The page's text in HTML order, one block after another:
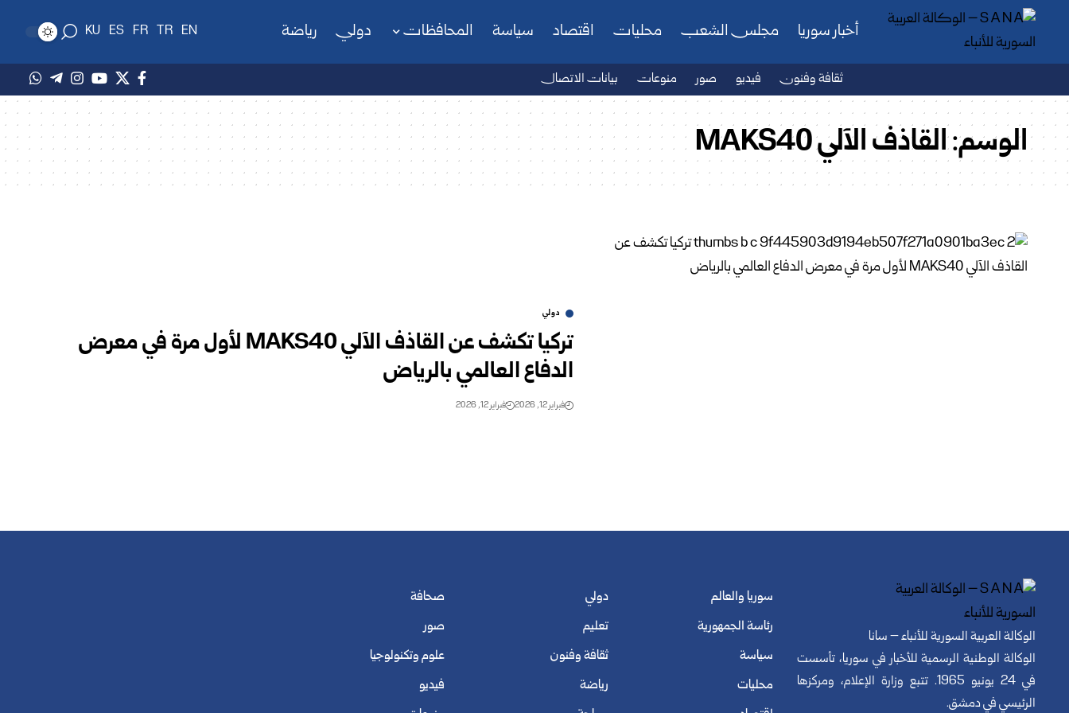
أخبار سوريا مجلس الشعب محليات اقتصاد سياسة المحافظات دولي رياضة EN
TR
FR
ES
KU
ثقافة وفنون فيديو صور منوعات بيانات الاتصال
الوسم:القاذف الآلي MAKS40
دولي
تركيا تكشف عن القاذف الآلي MAKS40 لأول مرة في معرض
الدفاع العالمي بالرياض
فبراير 12, 2026 فبراير 12, 2026
الوكالة العربية السورية للأنباء – سانا
الوكالة الوطنية الرسمية للأخبار في سوريا، تأسست
في 24 يونيو 1965. تتبع وزارة الإعلام، ومركزها
الرئيسي في دمشق.
سوريا والعالم
رئاسة الجمهورية
سياسة
محليات
دولي
تعليم
ثقافة وفنون
رياضة
صحافة
صور
علوم وتكنولوجيا
فيديو